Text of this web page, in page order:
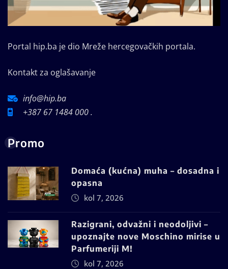
Portal hip.ba je dio Mreže hercegovačkih portala.
Kontakt za oglašavanje
info@hip.ba
+387 67 1484 000 .
Promo
Domaća (kućna) muha – dosadna i
opasna
kol 7, 2026
Razigrani, odvažni i neodoljivi –
upoznajte nove Moschino mirise u
Parfumeriji M!
kol 7, 2026